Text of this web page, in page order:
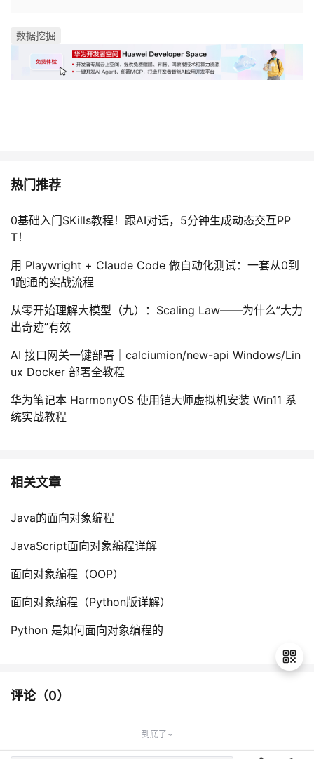
数据挖掘
热门推荐
0基础入门SKills教程！跟AI对话，5分钟生成动态交互PP
T！
用 Playwright + Claude Code 做自动化测试：一套从0到
1跑通的实战流程
从零开始理解大模型（九）：Scaling Law——为什么”大力
出奇迹”有效
AI 接口网关一键部署｜calciumion/new-api Windows/Lin
ux Docker 部署全教程
华为笔记本 HarmonyOS 使用铠大师虚拟机安装 Win11 系
统实战教程
相关文章
Java的面向对象编程
JavaScript面向对象编程详解
面向对象编程（OOP）
面向对象编程（Python版详解）
Python 是如何面向对象编程的
评论（0）
到底了~